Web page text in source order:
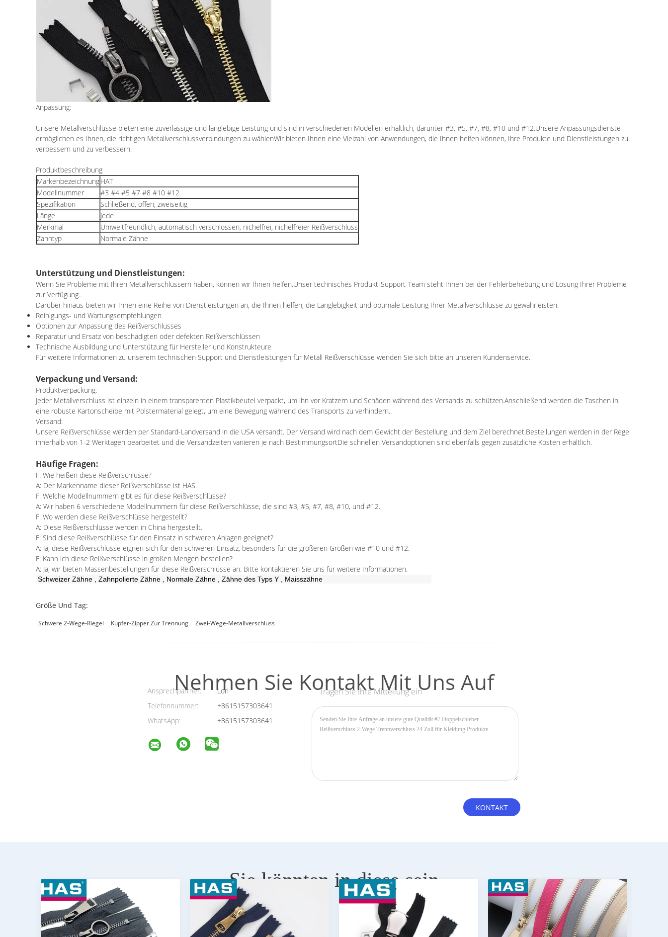
Anpassung:
Unsere Metallverschlüsse bieten eine zuverlässige und langlebige Leistung und sind in verschiedenen Modellen erhältlich, darunter #3, #5, #7, #8, #10 und #12.Unsere Anpassungsdienste
ermöglichen es Ihnen, die richtigen Metallverschlussverbindungen zu wählenWir bieten Ihnen eine Vielzahl von Anwendungen, die Ihnen helfen können, Ihre Produkte und Dienstleistungen zu
verbessern und zu verbessern.
Produktbeschreibung
MarkenbezeichnungHAT
Modellnummer
#3 #4 #5 #7 #8 #10 #12
Spezifikation
Schließend, offen, zweiseitig
Länge
Jede
Merkmal
Umweltfreundlich, automatisch verschlossen, nichelfrei, nichelfreier Reißverschluss
Zahntyp
Normale Zähne
Unterstützung und Dienstleistungen:
Wenn Sie Probleme mit Ihren Metallverschlüssern haben, können wir Ihnen helfen.Unser technisches Produkt-Support-Team steht Ihnen bei der Fehlerbehebung und Lösung Ihrer Probleme
zur Verfügung..
Darüber hinaus bieten wir Ihnen eine Reihe von Dienstleistungen an, die Ihnen helfen, die Langlebigkeit und optimale Leistung Ihrer Metallverschlüsse zu gewährleisten.
Reinigungs- und Wartungsempfehlungen
Optionen zur Anpassung des Reißverschlusses
Reparatur und Ersatz von beschädigten oder defekten Reißverschlüssen
Technische Ausbildung und Unterstützung für Hersteller und Konstrukteure
Für weitere Informationen zu unserem technischen Support und Dienstleistungen für Metall Reißverschlüsse wenden Sie sich bitte an unseren Kundenservice.
Verpackung und Versand:
Produktverpackung:
Jeder Metallverschluss ist einzeln in einem transparenten Plastikbeutel verpackt, um ihn vor Kratzern und Schäden während des Versands zu schützen.Anschließend werden die Taschen in
eine robuste Kartonscheibe mit Polstermaterial gelegt, um eine Bewegung während des Transports zu verhindern..
Versand:
Unsere Reißverschlüsse werden per Standard-Landversand in die USA versandt. Der Versand wird nach dem Gewicht der Bestellung und dem Ziel berechnet.Bestellungen werden in der Regel
innerhalb von 1-2 Werktagen bearbeitet und die Versandzeiten variieren je nach BestimmungsortDie schnellen Versandoptionen sind ebenfalls gegen zusätzliche Kosten erhältlich.
Häufige Fragen:
F: Wie heißen diese Reißverschlüsse?
A: Der Markenname dieser Reißverschlüsse ist HAS.
F: Welche Modellnummern gibt es für diese Reißverschlüsse?
A: Wir haben 6 verschiedene Modellnummern für diese Reißverschlüsse, die sind #3, #5, #7, #8, #10, und #12.
F: Wo werden diese Reißverschlüsse hergestellt?
A: Diese Reißverschlüsse werden in China hergestellt.
F: Sind diese Reißverschlüsse für den Einsatz in schweren Anlagen geeignet?
A: Ja, diese Reißverschlüsse eignen sich für den schweren Einsatz, besonders für die größeren Größen wie #10 und #12.
F: Kann ich diese Reißverschlüsse in großen Mengen bestellen?
A: Ja, wir bieten Massenbestellungen für diese Reißverschlüsse an. Bitte kontaktieren Sie uns für weitere Informationen.
Schweizer Zähne Zahnpolierte Zähne Normale Zähne Zähne des Typs Y Maisszähne
Größe Und Tag:
Schwere 2-Wege-Riegel Kupfer-Zipper Zur Trennung Zwei-Wege-Metallverschluss
Nehmen Sie Kontakt Mit Uns Auf
Ansprechpartner:
Lori
Telefonnummer:
+8615157303641
WhatsApp:
+8615157303641
Tragen Sie Ihre Mitteilung ein
Sie könnten in diese sein